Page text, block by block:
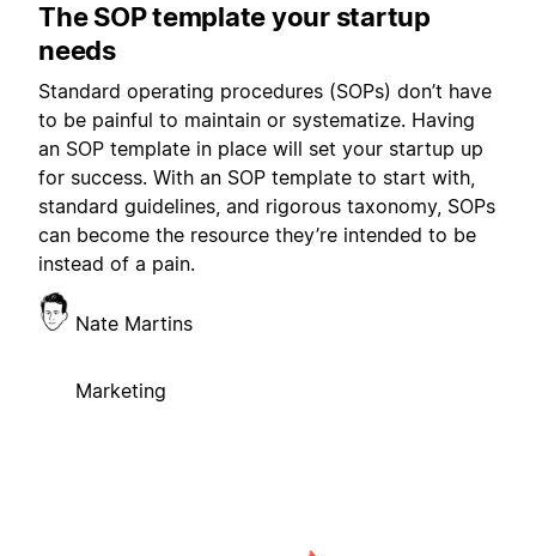
The SOP template your startup
needs
Standard operating procedures (SOPs) don’t have
to be painful to maintain or systematize. Having
an SOP template in place will set your startup up
for success. With an SOP template to start with,
standard guidelines, and rigorous taxonomy, SOPs
can become the resource they’re intended to be
instead of a pain.
Nate Martins
Marketing